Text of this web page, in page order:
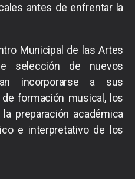
antes de enfrentar la
Municipal de las Artes
selección de nuevos
incorporarse a sus
formación musical, los
preparación académica
e interpretativo de los